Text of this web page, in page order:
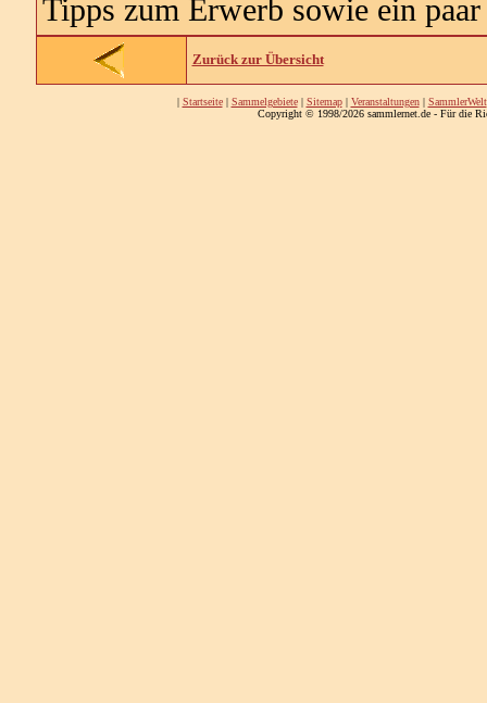
Tipps zum Erwerb sowie ein
Zurück zur Übersicht
| Startseite| Sammelgebiete| Sitemap| Veranstaltungen| SammlerWelt
Copyright © 1998/2026 sammlernet.de - Für die